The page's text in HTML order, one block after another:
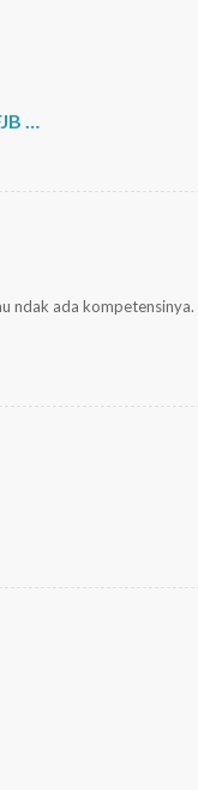
…
ndak ada